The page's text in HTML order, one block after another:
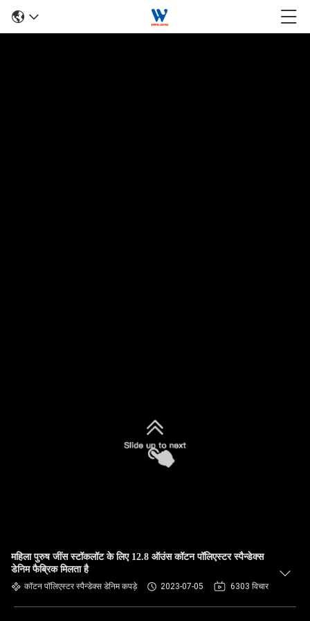
महिला पुरुष जींस स्टॉकलॉट के लिए 12.8 ऑउंस कॉटन पॉलिएस्टर स्पैन्डेक्स
डेनिम फैब्रिक मिलता है
कॉटन पॉलिएस्टर स्पैन्डेक्स डेनिम कपड़े 2023-07-05 6303 विचार